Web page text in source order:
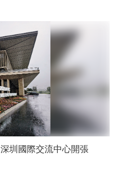
【特稿】首辦APEC會議 深圳國際交流中心開張